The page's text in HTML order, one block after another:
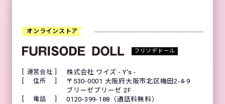
オンラインストア
フリソデドール
運営会社 株式会社 ワイズ - Y's -
住所
〒530-0001 大阪府大阪市北区梅田2-4-9
ブリーゼブリーゼ 2F
電話
0120-399-188（通話料無料）